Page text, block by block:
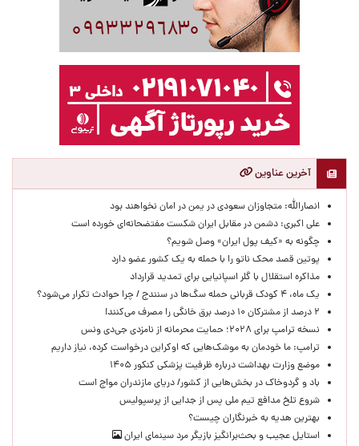
آخرین عناوین
انصارالله: متجاوزان سعودی در یمن در امان نخواهند بود
علی اکبری: دشمن در مقابل ایران شکست مفتضحانه‌ای خورده است
چگونه به «کیف پول ایران» وصل شویم؟
پوتین قصد محک ناتو را با حمله به یک کشور عضو دارد
مذاکره استقلال با گلر اسپانیایی برای تمدید قرارداد
یک ماه، ۴ کودک قربانی حمله سگ‌ها در سنندج / چرا حوادث تکرار می‌شود؟
۲ درصد از مشترکان ۱۰ درصد برق خانگی را مصرف می‌کنند!
نسخه ترامپ برای ۲۰۲۸؛ حمایت محرمانه از نامزدی جی‌دی ونس
ترامپ: ما خودمان به موشک‌هایی که اوکراین درخواست کرده، نیاز داریم
موضع وزارت بهداشت درباره ظرفیت پزشکی کنکور ۱۴۰۵
باد و گردوخاک در بخش‌هایی از کشور/ دریای مازندران مواج است
شروع تلخ مدافع تیم ملی پس از جدایی از پرسپولیس
بهترین هدیه به خبرنگاران چیست؟
استایل عجیب و بحث‌برانگیز بازیگر مرد سینمای ایران